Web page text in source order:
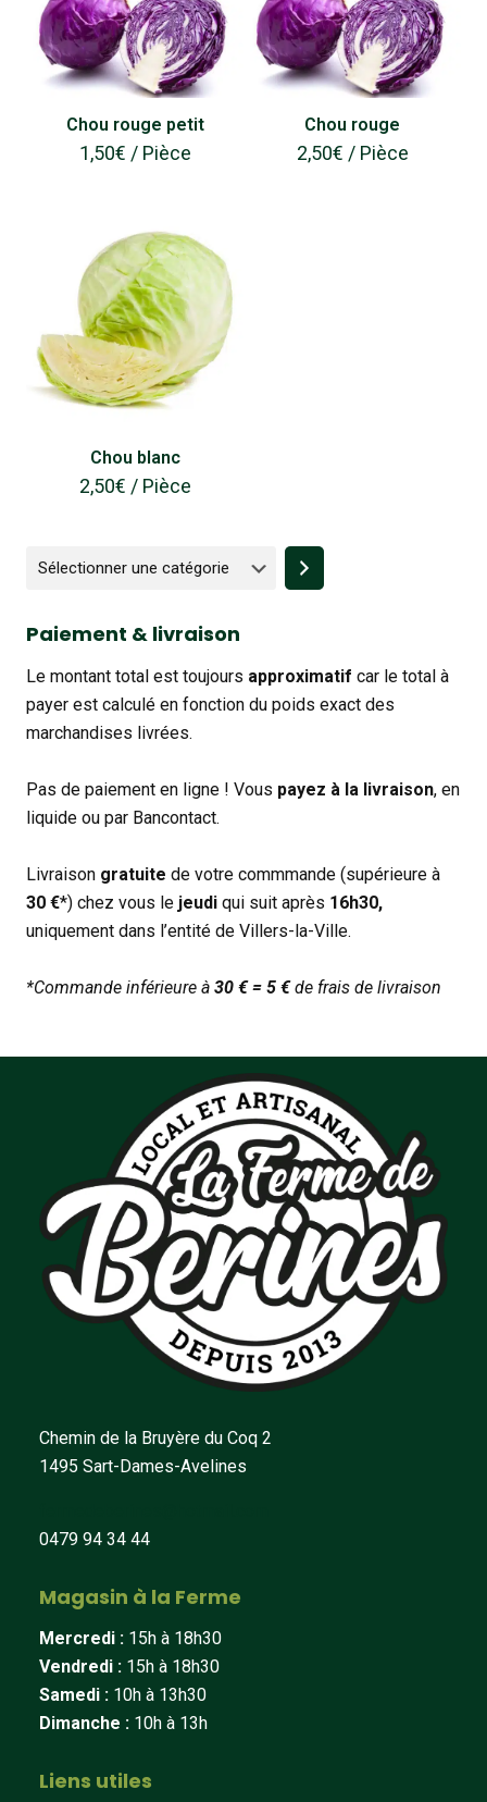
Chou rouge petit
1,50€ / Pièce
Chou rouge
2,50€ / Pièce
Chou blanc
2,50€ / Pièce
Sélectionner
une
Paiement & livraison
Le montant total est toujours approximatif car le total à
payer est calculé en fonction du poids exact des
marchandises livrées.
Pas de paiement en ligne ! Vous payez à la livraison, en
liquide ou par Bancontact.
Livraison gratuite de votre commmande (supérieure à
30 €*) chez vous le jeudi qui suit après 16h30,
uniquement dans l’entité de Villers-la-Ville.
*Commande inférieure à 30 € = 5 €de frais de livraison
Chemin de la Bruyère du Coq 2
1495 Sart-Dames-Avelines
0479 94 34 44
Magasin à la Ferme
Mercredi : 15h à 18h30
Vendredi : 15h à 18h30
Samedi : 10h à 13h30
Dimanche : 10h à 13h
Liens utiles